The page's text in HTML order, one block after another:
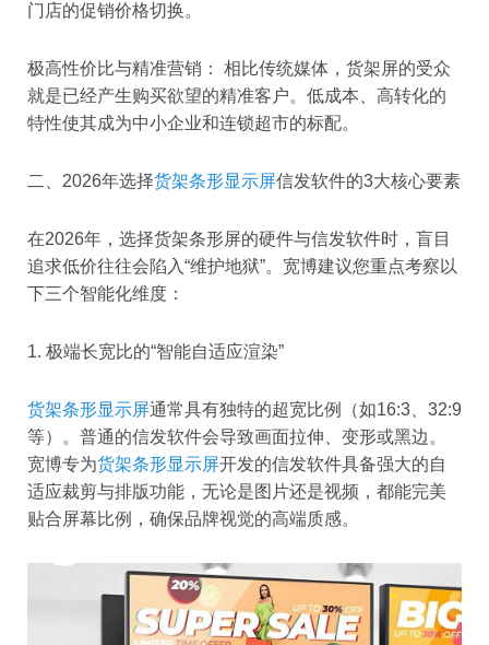
门店的促销价格切换。
极高性价比与精准营销： 相比传统媒体，货架屏的受众
就是已经产生购买欲望的精准客户。低成本、高转化的
特性使其成为中小企业和连锁超市的标配。
二、2026年选择货架条形显示屏信发软件的3大核心要素
在2026年，选择货架条形屏的硬件与信发软件时，盲目
追求低价往往会陷入“维护地狱”。宽博建议您重点考察以
下三个智能化维度：
1. 极端长宽比的“智能自适应渲染”
货架条形显示屏通常具有独特的超宽比例（如16:3、32:9
等）。普通的信发软件会导致画面拉伸、变形或黑边。
宽博专为货架条形显示屏开发的信发软件具备强大的自
适应裁剪与排版功能，无论是图片还是视频，都能完美
贴合屏幕比例，确保品牌视觉的高端质感。